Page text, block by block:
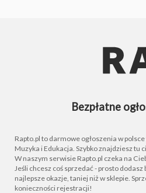
Bezpłatne
Rapto.pl to darmowe ogłoszenia w
Muzyka i Edukacja. Szybko znajdziesz tu
W naszym serwisie Rapto.pl czeka na
Jeśli chcesz coś sprzedać - prosto
najlepsze okazje, taniej niż w sklepie.
konieczności rejestracji!